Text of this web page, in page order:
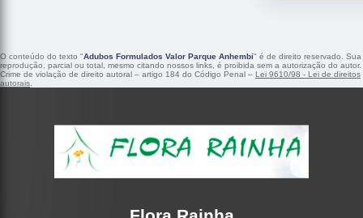
O conteúdo do texto "Adubos Formulados Valor Parque Anhembi" é de direito reservado. Sua
reprodução, parcial ou total, mesmo citando nossos links, é proibida sem a autorização do autor.
Crime de violação de direito autoral – artigo 184 do Código Penal – Lei 9610/98 - Lei de direitos
autorais